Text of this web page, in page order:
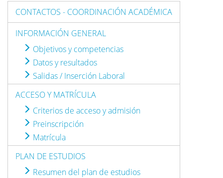
CONTACTOS - COORDINACIÓN ACADÉMICA
INFORMACIÓN GENERAL
Objetivos y competencias
Datos y resultados
Salidas / Inserción Laboral
ACCESO Y MATRÍCULA
Criterios de acceso y admisión
Preinscripción
Matrícula
PLAN DE ESTUDIOS
Resumen del plan de estudios